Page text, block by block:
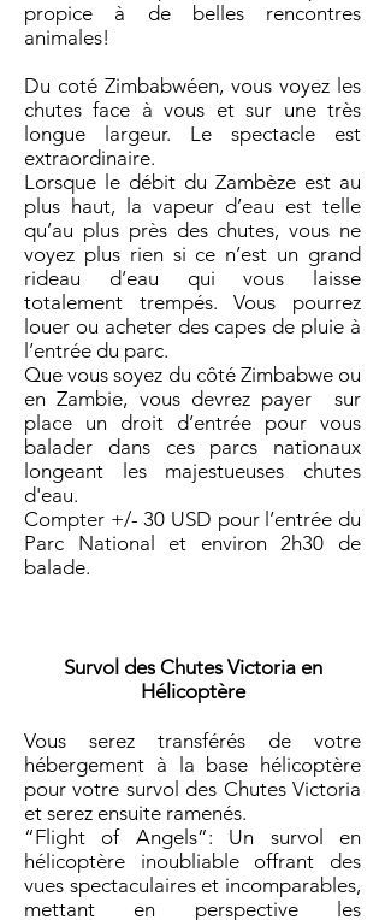
propice à de belles rencontres
animales!
Du coté Zimbabwéen, vous voyez les
chutes face à vous et sur une très
longue largeur. Le spectacle est
extraordinaire.
Lorsque le débit du Zambèze est au
plus haut, la vapeur d’eau est telle
qu’au plus près des chutes, vous ne
voyez plus rien si ce n’est un grand
rideau d’eau qui vous laisse
totalement trempés. Vous pourrez
louer ou acheter des capes de pluie à
l’entrée du parc.
Que vous soyez du côté Zimbabwe ou
en Zambie, vous devrez payer sur
place un droit d’entrée pour vous
balader dans ces parcs nationaux
longeant les majestueuses chutes
d'eau.
Compter +/- 30 USD pour l’entrée du
Parc National et environ 2h30 de
balade.
Survol des Chutes Victoria en
Hélicoptère
Vous serez transférés de votre
hébergement à la base hélicoptère
pour votre survol des Chutes Victoria
et serez ensuite ramenés.
“Flight of Angels”: Un survol en
hélicoptère inoubliable offrant des
vues spectaculaires et incomparables,
mettant en perspective les